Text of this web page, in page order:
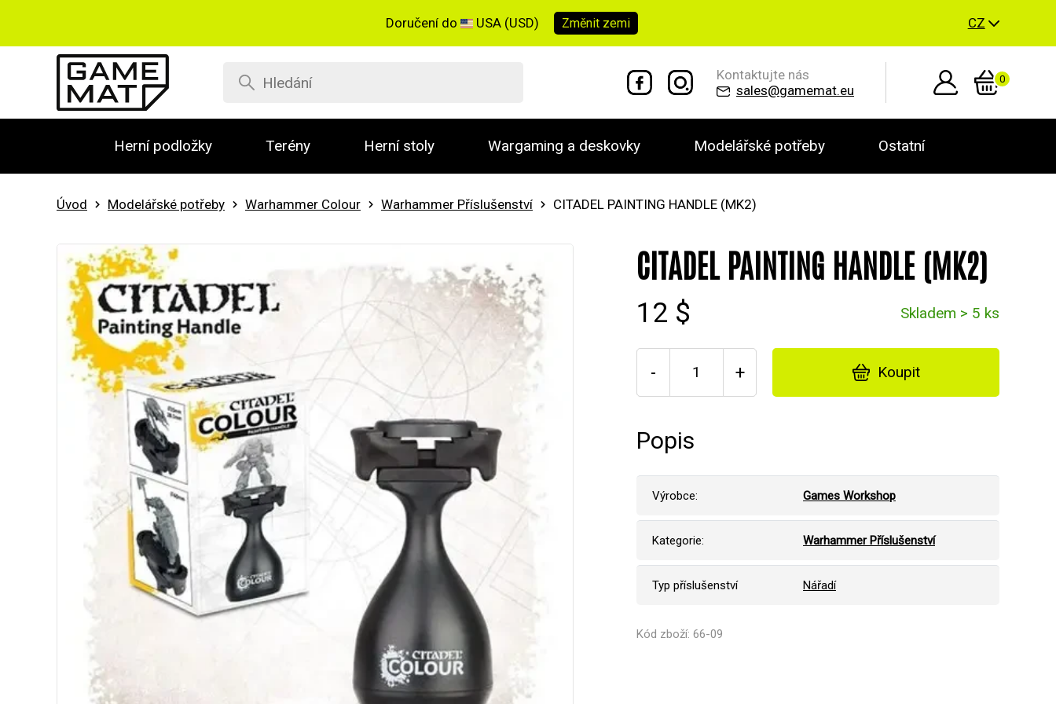
Doručení do USA (USD) Změnit zemi CZ
Kontaktujte nás
sales@gamemat.eu
0
Herní podložky Terény Herní stoly Wargaming a deskovky Modelářské potřeby Ostatní
Úvod Modelářské potřeby Warhammer Colour Warhammer Příslušenství CITADEL PAINTING HANDLE (MK2)
CITADEL PAINTING HANDLE (MK2)
12 $ Skladem > 5 ks
- + Koupit
Popis
Výrobce: Games Workshop
Kategorie: Warhammer Příslušenství
Typ příslušenství Nářadí
Kód zboží: 66-09